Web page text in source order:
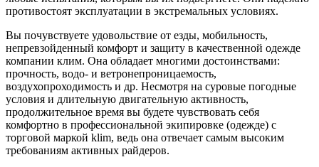
противостоят эксплуатации в экстремальных условиях.
Вы почувствуете удовольствие от езды, мобильность,
непревзойденный комфорт и защиту в качественной одежде
компании клим. Она обладает многими достоинствами:
прочность, водо- и ветронепроницаемость,
воздухопроходимость и др. Несмотря на суровые погодные
условия и длительную двигательную активность,
продолжительное время вы будете чувствовать себя
комфортно в профессиональной экипировке (одежде) с
торговой маркой klim, ведь она отвечает самым высоким
требованиям активных райдеров.